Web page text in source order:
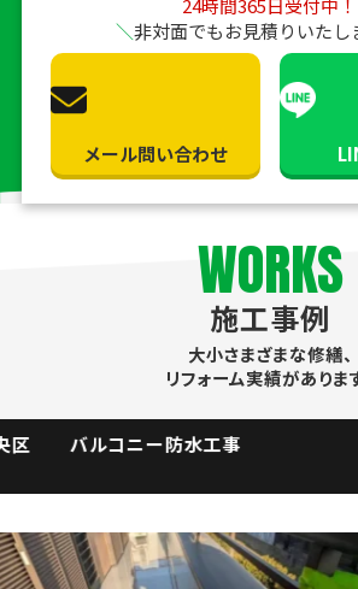
24時間365日受付中！
非対面でもお見積りいたし
メール問い合わせ
WORKS
施工事例
大小さまざまな修繕、
リフォーム実績がありま
掛川市 流し台水栓取替工事